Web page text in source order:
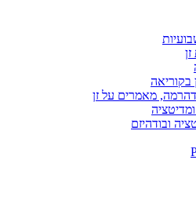
בקוריאה
דהרמה, מאמרים על זן
ובודהיזם